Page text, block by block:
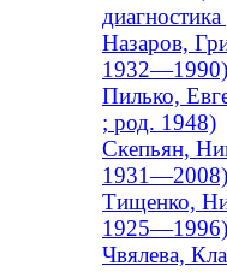
Назаров,
1932—1990)
Пилько,
; род. 1948)
Скепьян,
1931—2008)
Тищенко,
1925—1996)
Чвялева,